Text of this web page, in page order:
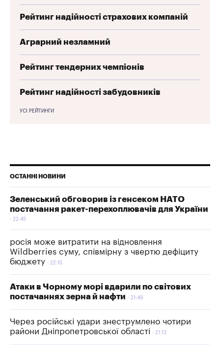
Рейтинг надійності страхових компаній
Аграрний незламний
Рейтинг тендерних чемпіонів
Рейтинг надійності забудовників
УСІ РЕЙТИНГИ
ОСТАННІ НОВИНИ
Зеленський обговорив із генсеком НАТО
постачання ракет-перехоплювачів для України
22:45
росія може витратити на відновлення
Wildberries суму, співмірну з чвертю дефіциту
бюджету
22:15
Атаки в Чорному морі вдарили по світових
постачаннях зерна й нафти
21:49
Через російські удари знеструмлено чотири
райони Дніпропетровської області
21:13